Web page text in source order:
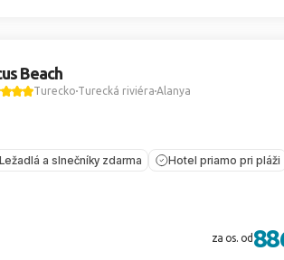
Beach
TureckoTurecká riviéraAlanya
a slnečníky zdarma Hotel priamo pri pláži
za os. od